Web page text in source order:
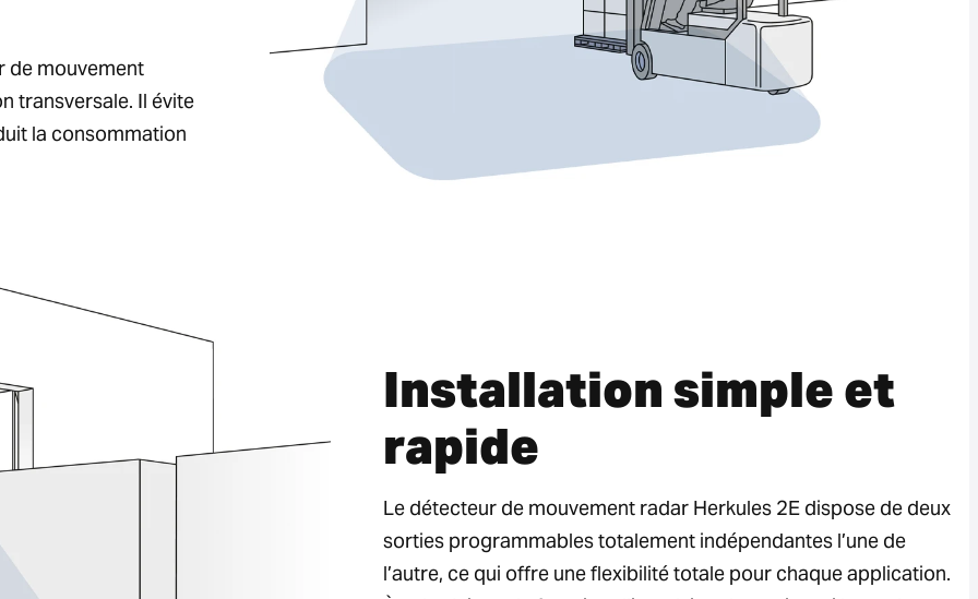
de mouvement
transversale. Il évite
la consommation
Installation simple et
rapide
Le détecteur de mouvement radar Herkules 2E dispose de deux
sorties programmables totalement indépendantes l’une de
l’autre, ce qui offre une flexibilité totale pour chaque application.